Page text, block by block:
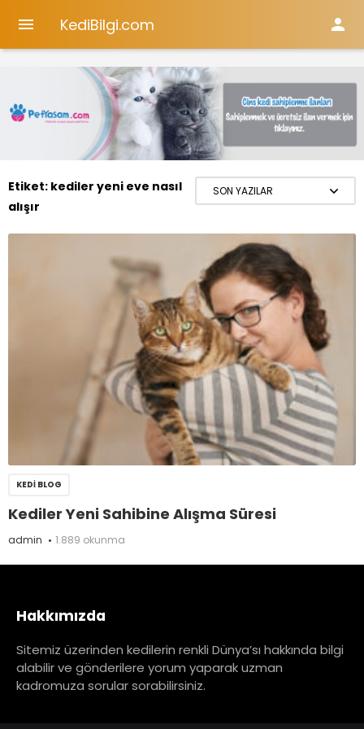
 KediBilgi.com 
Etiket: kediler yeni eve nasıl
alışır
KEDI BLOG
Kediler Yeni Sahibine Alışma Süresi
admin 1.889 okunma
Hakkımızda
Sitemiz üzerinden kedilerin renkli Dünya’sı hakkında bilgi
alabilir ve gönderilere yorum yaparak uzman
kadromuza sorular sorabilirsiniz.